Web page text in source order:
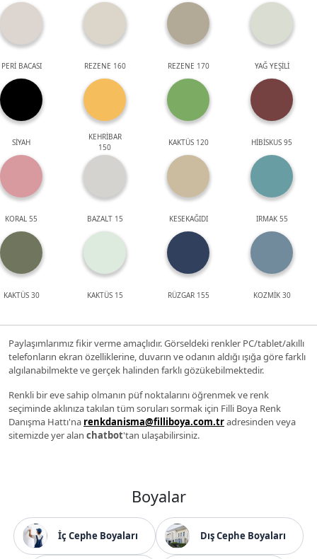
PERİ BACASI REZENE 160 REZENE 170 YAĞ YEŞİLİ
SİYAH
KEHRİBAR
150
KAKTÜS 120 HİBİSKUS 95
KORAL 55 BAZALT 15 KESEKAĞIDI IRMAK 55
KAKTÜS 30 KAKTÜS 15 RÜZGAR 155 KOZMİK 30
Paylaşımlarımız fikir verme amaçlıdır. Görseldeki renkler PC/tablet/akıllı
telefonların ekran özelliklerine, duvarın ve odanın aldığı ışığa göre farklı
algılanabilmekte ve gerçek halinden farklı gözükebilmektedir.
Renkli bir eve sahip olmanın püf noktalarını öğrenmek ve renk
seçiminde aklınıza takılan tüm soruları sormak için Filli Boya Renk
Danışma Hattı'na renkdanisma@filliboya.com.tradresinden veya
sitemizde yer alan chatbot'tan ulaşabilirsiniz.
Boyalar
İç Cephe Boyaları Dış Cephe Boyaları